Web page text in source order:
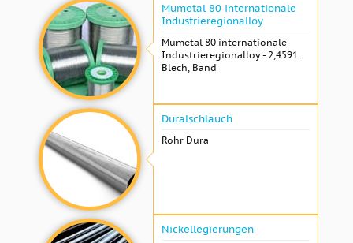
Mumetal 80 internationale
Industrieregionalloy
Mumetal 80 internationale
Industrieregionalloy - 2,4591
Blech, Band
Duralschlauch
Rohr Dura
Nickellegierungen